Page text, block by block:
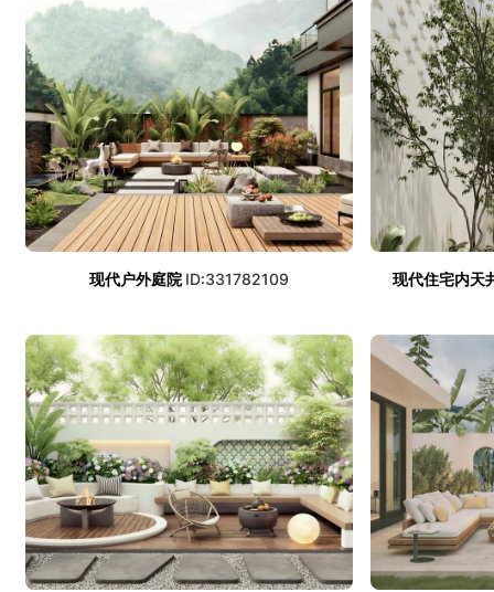
现代户外庭院 ID:331782109